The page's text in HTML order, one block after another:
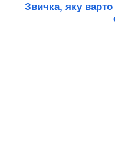
Звичка, яку